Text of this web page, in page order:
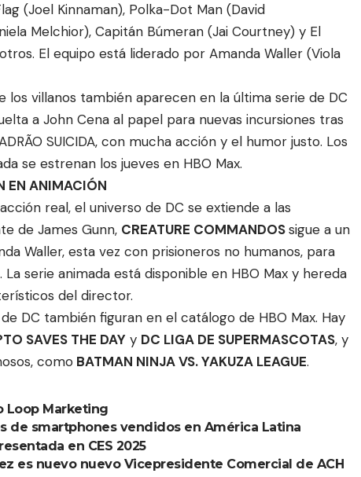
(Joel Kinnaman), Polka-Dot Man (David
Melchior), Capitán Búmeran (Jai Courtney) y El
El equipo está liderado por Amanda Waller (Viola
los villanos también aparecen en la última serie de DC
a John Cena al papel para nuevas incursiones tras
SUICIDA, con mucha acción y el humor justo. Los
se estrenan los jueves en HBO Max.
EN ANIMACIÓN
real, el universo de DC se extiende a las
de James Gunn, CREATURE COMMANDOSsigue a un
Waller, esta vez con prisioneros no humanos, para
serie animada está disponible en HBO Max y hereda
del director.
DC también figuran en el catálogo de HBO Max. Hay
SAVES THE DAY y DC LIGA DE SUPERMASCOTAS, y
como BATMAN NINJA VS. YAKUZA LEAGUE.
Loop Marketing
de smartphones vendidos en América Latina
en CES 2025
es nuevo nuevo Vicepresidente Comercial de ACH